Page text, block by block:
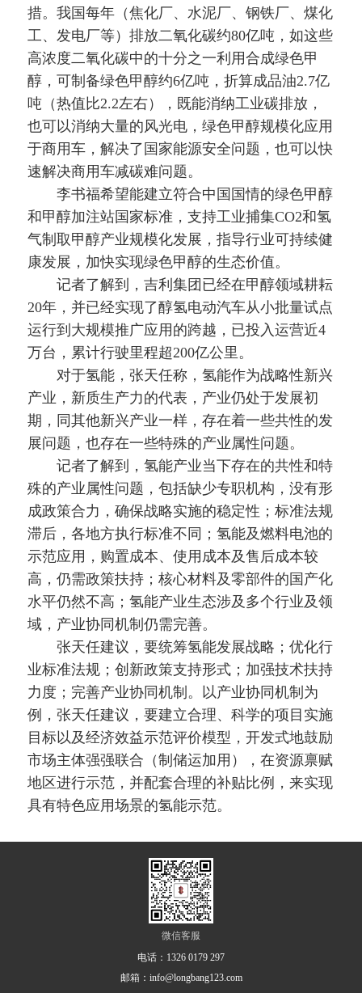
措。我国每年（焦化厂、水泥厂、钢铁厂、煤化
工、发电厂等）排放二氧化碳约80亿吨，如这些
高浓度二氧化碳中的十分之一利用合成绿色甲
醇，可制备绿色甲醇约6亿吨，折算成品油2.7亿
吨（热值比2.2左右），既能消纳工业碳排放，
也可以消纳大量的风光电，绿色甲醇规模化应用
于商用车，解决了国家能源安全问题，也可以快
速解决商用车减碳难问题。
李书福希望能建立符合中国国情的绿色甲醇
和甲醇加注站国家标准，支持工业捕集CO2和氢
气制取甲醇产业规模化发展，指导行业可持续健
康发展，加快实现绿色甲醇的生态价值。
记者了解到，吉利集团已经在甲醇领域耕耘
20年，并已经实现了醇氢电动汽车从小批量试点
运行到大规模推广应用的跨越，已投入运营近4
万台，累计行驶里程超200亿公里。
对于氢能，张天任称，氢能作为战略性新兴
产业，新质生产力的代表，产业仍处于发展初
期，同其他新兴产业一样，存在着一些共性的发
展问题，也存在一些特殊的产业属性问题。
记者了解到，氢能产业当下存在的共性和特
殊的产业属性问题，包括缺少专职机构，没有形
成政策合力，确保战略实施的稳定性；标准法规
滞后，各地方执行标准不同；氢能及燃料电池的
示范应用，购置成本、使用成本及售后成本较
高，仍需政策扶持；核心材料及零部件的国产化
水平仍然不高；氢能产业生态涉及多个行业及领
域，产业协同机制仍需完善。
张天任建议，要统筹氢能发展战略；优化行
业标准法规；创新政策支持形式；加强技术扶持
力度；完善产业协同机制。以产业协同机制为
例，张天任建议，要建立合理、科学的项目实施
目标以及经济效益示范评价模型，开发式地鼓励
市场主体强强联合（制储运加用），在资源禀赋
地区进行示范，并配套合理的补贴比例，来实现
具有特色应用场景的氢能示范。
微信客服
电话： 1326 0179 297
邮箱：info@longbang123.com